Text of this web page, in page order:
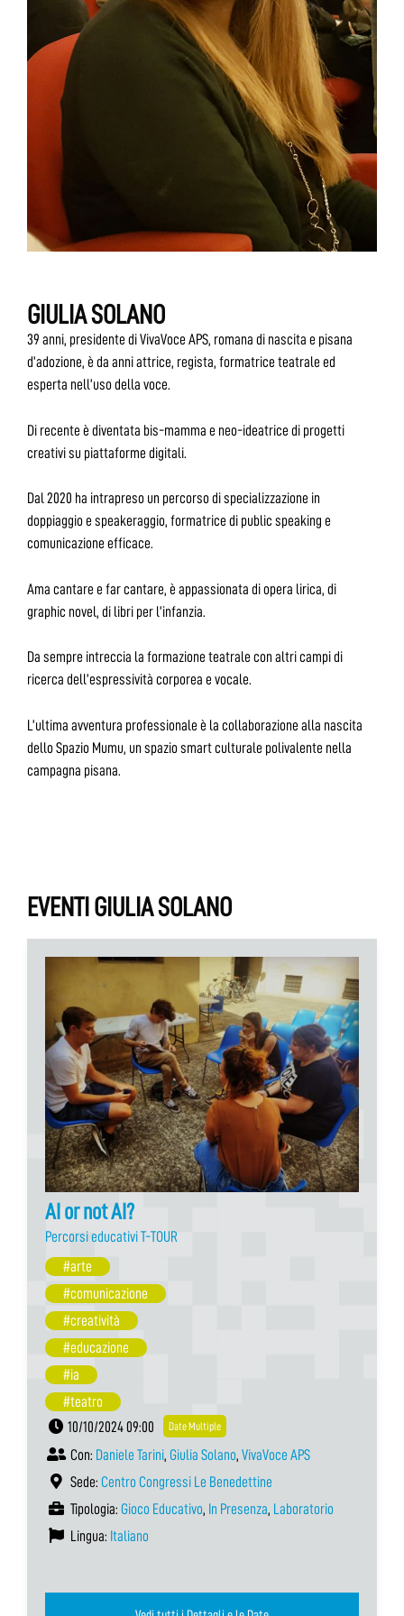
GIULIA SOLANO
39 anni, presidente di VivaVoce APS, romana di nascita e pisana
d’adozione, è da anni attrice, regista, formatrice teatrale ed
esperta nell’uso della voce.
Di recente è diventata bis-mamma e neo-ideatrice di progetti
creativi su piattaforme digitali.
Dal 2020 ha intrapreso un percorso di specializzazione in
doppiaggio e speakeraggio, formatrice di public speaking e
comunicazione efficace.
Ama cantare e far cantare, è appassionata di opera lirica, di
graphic novel, di libri per l’infanzia.
Da sempre intreccia la formazione teatrale con altri campi di
ricerca dell’espressività corporea e vocale.
L’ultima avventura professionale è la collaborazione alla nascita
dello Spazio Mumu, un spazio smart culturale polivalente nella
campagna pisana.
EVENTI GIULIA SOLANO
AI or not AI?
Percorsi educativi T-TOUR
#arte
#comunicazione
#creatività
#educazione
#ia
#teatro
10/10/2024 09:00
Date Multiple
Con: Daniele Tarini, Giulia Solano, VivaVoce APS
Sede: Centro Congressi Le Benedettine
Tipologia: Gioco Educativo, In Presenza, Laboratorio
Lingua: Italiano